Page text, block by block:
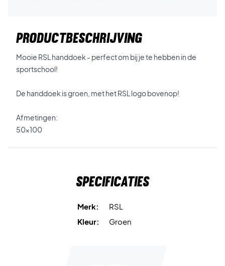
PRODUCTBESCHRIJVING
Mooie RSL handdoek - perfect om bij je te hebben in de
sportschool!
De handdoek is groen, met het RSL logo bovenop!
Afmetingen:
50x100
Specificaties
Merk:
RSL
Kleur:
Groen